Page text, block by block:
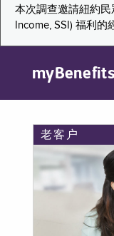
本次調查邀請紐約民
Income, SSI) 福利
myBenefits
老客户